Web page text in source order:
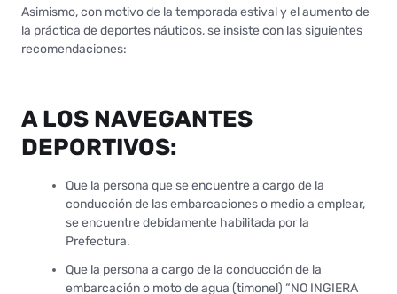
Asimismo, con motivo de la temporada estival y el aumento de
la práctica de deportes náuticos, se insiste con las siguientes
recomendaciones:
A LOS NAVEGANTES
DEPORTIVOS:
Que la persona que se encuentre a cargo de la
conducción de las embarcaciones o medio a emplear,
se encuentre debidamente habilitada por la
Prefectura.
Que la persona a cargo de la conducción de la
embarcación o moto de agua (timonel) “NO INGIERA